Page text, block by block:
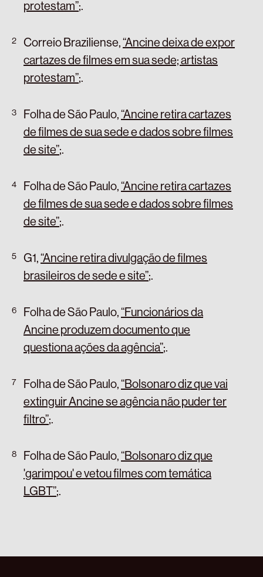
protestam”;.
Correio Braziliense,“Ancine deixa de expor
cartazes de filmes em sua sede; artistas
protestam”;.
Folha de São Paulo,“Ancine retira cartazes
de filmes de sua sede e dados sobre filmes
de site”;.
Folha de São Paulo,“Ancine retira cartazes
de filmes de sua sede e dados sobre filmes
de site”;.
G1,“Ancine retira divulgação de filmes
brasileiros de sede e site”;.
Folha de São Paulo,“Funcionários da
Ancine produzem documento que
questiona ações da agência”;.
Folha de São Paulo,“Bolsonaro diz que vai
extinguir Ancine se agência não puder ter
filtro”;.
Folha de São Paulo,“Bolsonaro diz que
'garimpou' e vetou filmes com temática
LGBT”;.